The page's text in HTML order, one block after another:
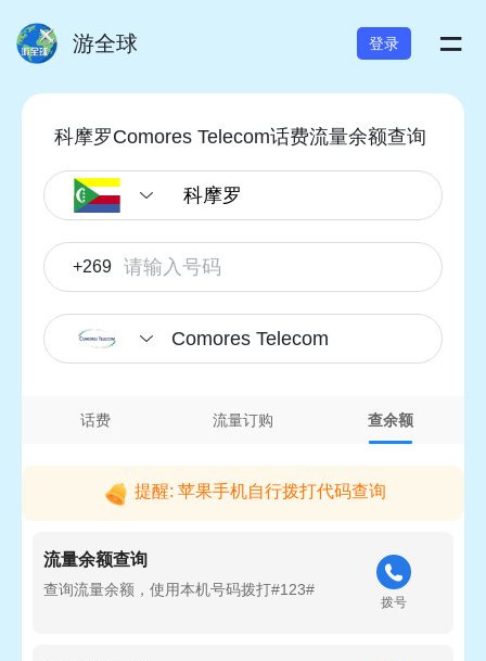
游全球 登录 =
科摩罗Comores Telecom话费流量余额查询
+269
Comores Telecom
话费 流量订购 查余额
提醒: 苹果手机自行拨打代码查询
流量余额查询
查询流量余额，使用本机号码拨打#123#
拨号